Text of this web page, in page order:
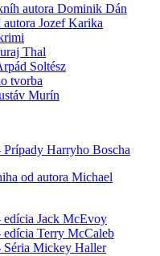
autora Dominik Dán
Jozef Karika
Thal
Soltész
tvorba
Murín
Harryho Boscha
od autora Michael
Jack McEvoy
Terry McCaleb
Mickey Haller